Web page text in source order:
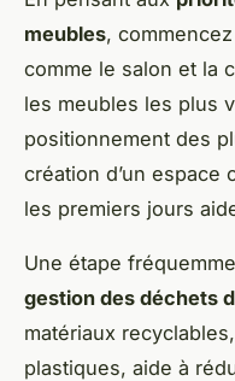
meubles,
comme le salon et la
les meubles les plus
positionnement des
création d’un espace
les premiers jours
Une étape
gestion des déchets
matériaux
plastiques, aide à